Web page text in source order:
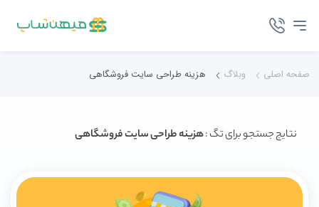
صفحه اصلی وبلاگ هزینه طراحی سایت فروشگاهی
نتایج جستجو برای تگ :هزینه طراحی سایت فروشگاهی